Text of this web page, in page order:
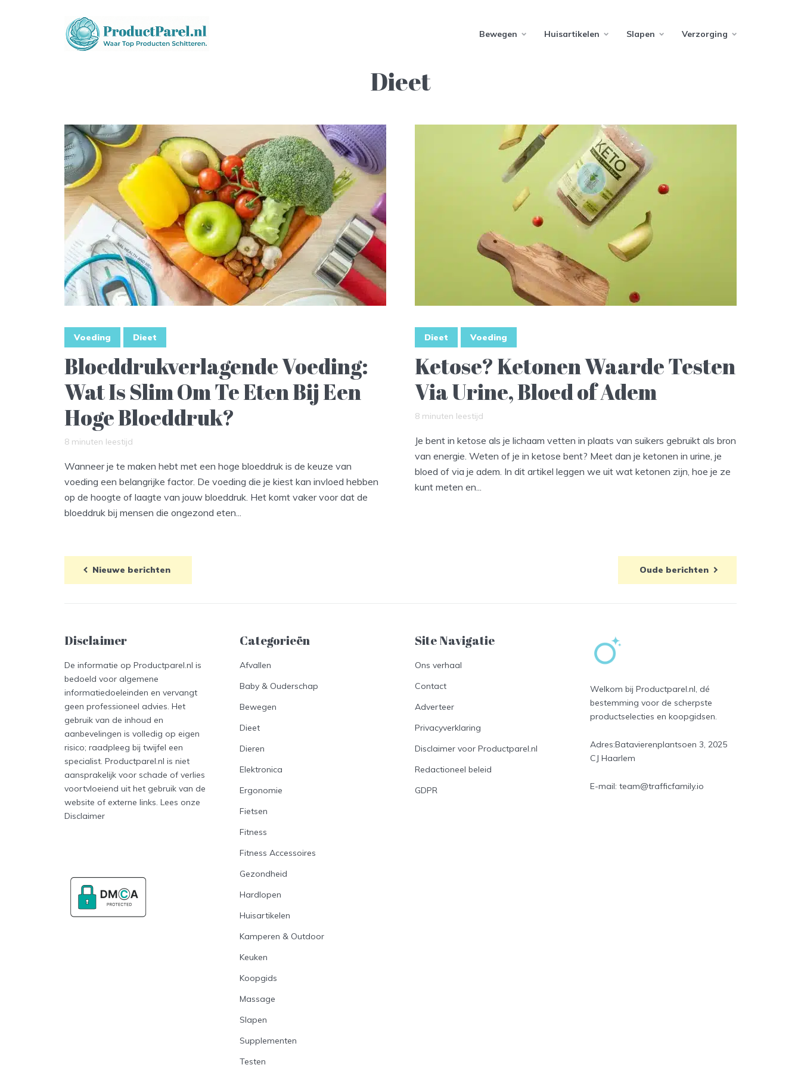
Bewegen Huisartikelen Slapen Verzorging
Dieet
Voeding Dieet
Bloeddrukverlagende Voeding:
Wat Is Slim Om Te Eten Bij Een
Hoge Bloeddruk?
8 minuten leestijd
Wanneer je te maken hebt met een hoge bloeddruk is de keuze van
voeding een belangrijke factor. De voeding die je kiest kan invloed hebben
op de hoogte of laagte van jouw bloeddruk. Het komt vaker voor dat de
bloeddruk bij mensen die ongezond eten...
Dieet Voeding
Ketose? Ketonen Waarde Testen
Via Urine, Bloed of Adem
8 minuten leestijd
Je bent in ketose als je lichaam vetten in plaats van suikers gebruikt als bron
van energie. Weten of je in ketose bent? Meet dan je ketonen in urine, je
bloed of via je adem. In dit artikel leggen we uit wat ketonen zijn, hoe je ze
kunt meten en...
Nieuwe berichten Oude berichten
Disclaimer
De informatie op Productparel.nl is
bedoeld voor algemene
informatiedoeleinden en vervangt
geen professioneel advies. Het
gebruik van de inhoud en
aanbevelingen is volledig op eigen
risico; raadpleeg bij twijfel een
specialist. Productparel.nl is niet
aansprakelijk voor schade of verlies
voortvloeiend uit het gebruik van de
website of externe links. Lees onze
Disclaimer
Categorieën
Afvallen
Baby & Ouderschap
Bewegen
Dieet
Dieren
Elektronica
Ergonomie
Fietsen
Fitness
Fitness Accessoires
Gezondheid
Hardlopen
Huisartikelen
Kamperen & Outdoor
Keuken
Koopgids
Massage
Slapen
Supplementen
Testen
Site Navigatie​
Ons verhaal
Contact
Adverteer
Privacyverklaring
Disclaimer voor Productparel.nl
Redactioneel beleid
GDPR
Welkom bij Productparel.nl, dé
bestemming voor de scherpste
productselecties en koopgidsen.
Adres:Batavierenplantsoen 3, 2025
CJ Haarlem
E-mail: team@trafficfamily.io